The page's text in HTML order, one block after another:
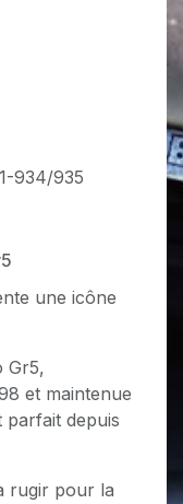
934/935
une icône
Gr5,
et maintenue
parfait depuis
rugir pour la